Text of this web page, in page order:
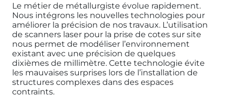
Le métier de métallurgiste évolue rapidement.
Nous intégrons les nouvelles technologies pour
améliorer la précision de nos travaux. L’utilisation
de scanners laser pour la prise de cotes sur site
nous permet de modéliser l’environnement
existant avec une précision de quelques
dixièmes de millimètre. Cette technologie évite
les mauvaises surprises lors de l’installation de
structures complexes dans des espaces
contraints.